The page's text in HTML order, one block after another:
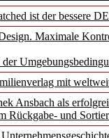
ist der bessere
Maximale
mit
Ansbach als
Rückgabe- und